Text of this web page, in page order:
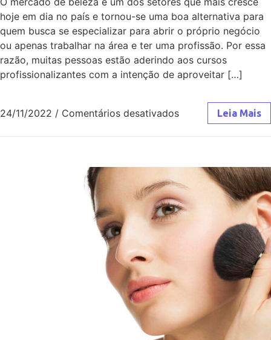
hoje em dia no país e tornou-se uma boa alternativa para
quem busca se especializar para abrir o próprio negócio
ou apenas trabalhar na área e ter uma profissão. Por essa
razão, muitas pessoas estão aderindo aos cursos
profissionalizantes com a intenção de aproveitar […]
24/11/2022 / Comentários desativados Leia Mais